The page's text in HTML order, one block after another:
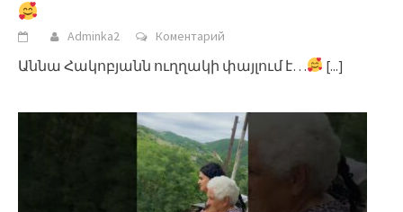
Adminka2 Коментарий
Աննա Հակոբյանն ուղղակի փայլում է… [...]